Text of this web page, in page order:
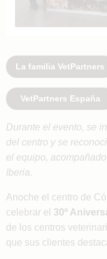
La familia VetPartners
VetPartners España
Durante el evento, se
del centro y se
el equipo,
Iberia.
Anoche el centro de
celebrar el 30º
de los centros
que sus clientes